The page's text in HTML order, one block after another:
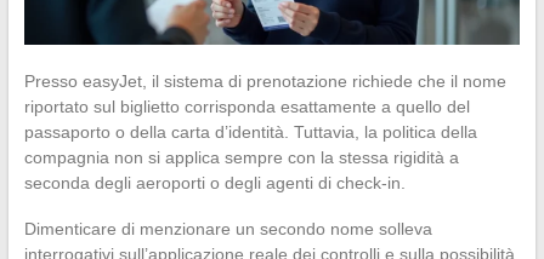
Presso easyJet, il sistema di prenotazione richiede che il nome
riportato sul biglietto corrisponda esattamente a quello del
passaporto o della carta d’identità. Tuttavia, la politica della
compagnia non si applica sempre con la stessa rigidità a
seconda degli aeroporti o degli agenti di check-in.
Dimenticare di menzionare un secondo nome solleva
interrogativi sull’applicazione reale dei controlli e sulla possibilità